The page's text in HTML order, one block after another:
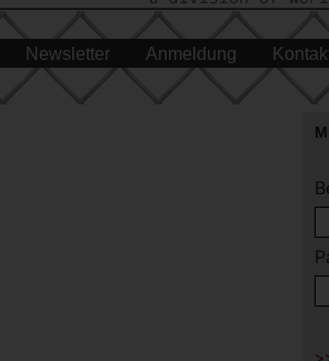
Newsletter Anmeldung